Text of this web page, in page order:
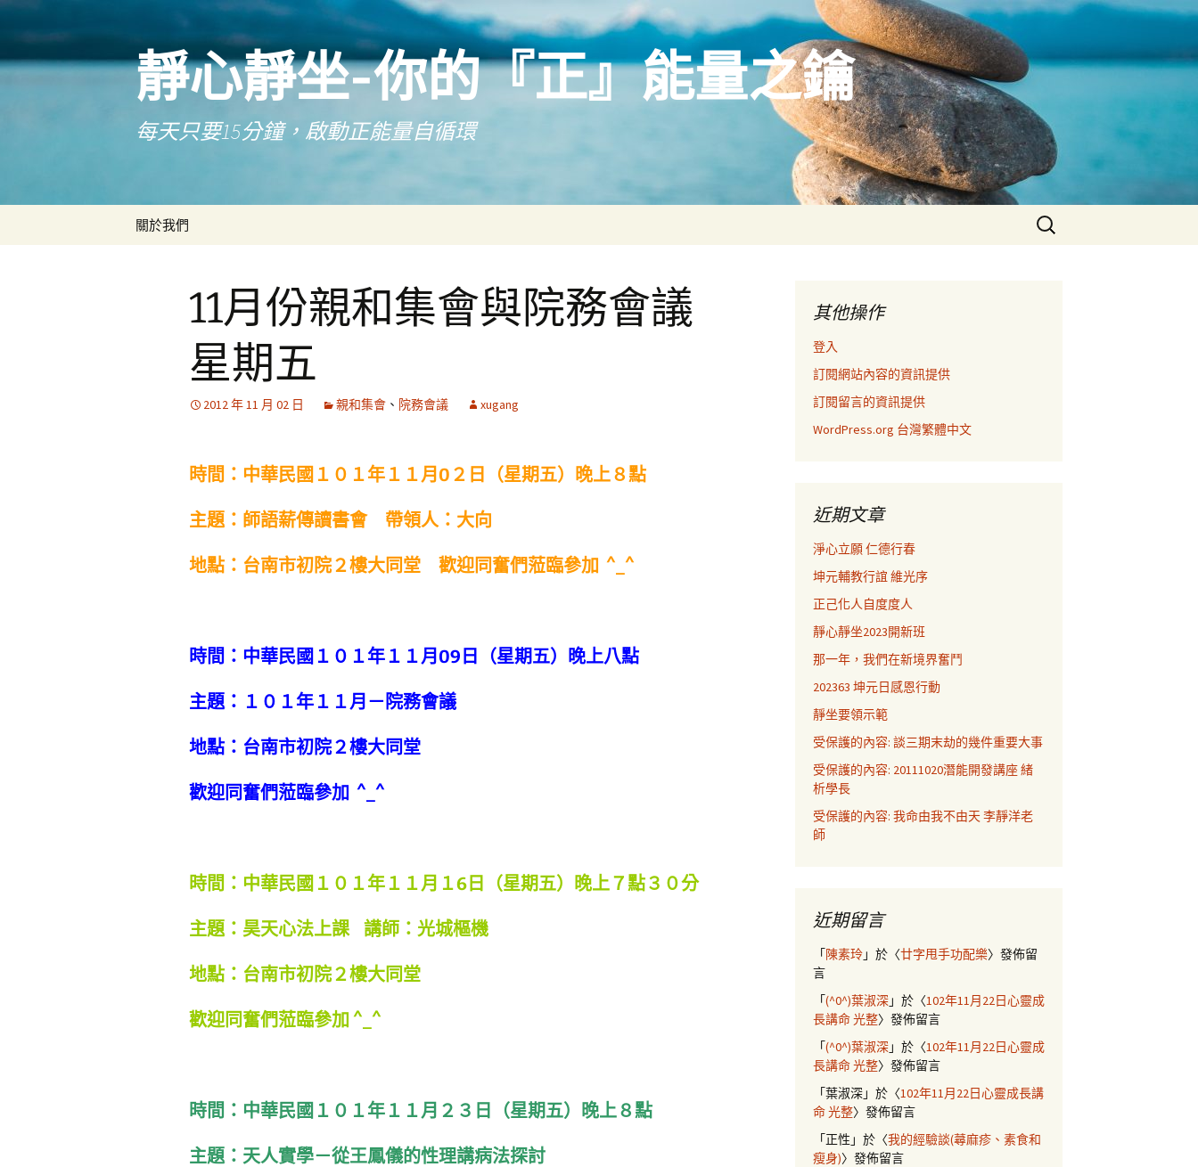
靜心靜坐-你的『正』能量之鑰
每天只要15分鐘，啟動正能量自循環
關於我們
搜
尋
11月份親和集會與院務會議
星期五
2012 年 11 月 02 日 親和集會 、 院務會議 xugang
時間：中華民國１０１年１１月0２日（星期五）晚上８點
主題：師語薪傳讀書會 帶領人：大向
地點：台南市初院２樓大同堂 歡迎同奮們蒞臨參加 ^_^
時間：中華民國１０１年１１月09日（星期五）晚上八點
主題：１０１年１１月－院務會議
地點：台南市初院２樓大同堂
歡迎同奮們蒞臨參加 ^_^
時間：中華民國１０１年１１月１6日（星期五）晚上７點３０分
主題：昊天心法上課 講師：光城樞機
地點：台南市初院２樓大同堂
歡迎同奮們蒞臨參加 ^_^
時間：中華民國１０１年１１月２ ３ 日（星期五）晚上８點
主題：天人實學－從王鳳儀的性理講病法探討
其他操作
登入
訂閱網站內容的資訊提供
訂閱留言的資訊提供
WordPress.org 台灣繁體中文
近期文章
淨心立願 仁德行春
坤元輔教行誼 維光序
正己化人自度度人
靜心靜坐2023開新班
那一年，我們在新境界奮鬥
202363 坤元日感恩行動
靜坐要領示範
受保護的內容: 談三期末劫的幾件重要大事
受保護的內容: 20111020潛能開發講座 緒
析學長
受保護的內容: 我命由我不由天 李靜洋老
師
近期留言
「陳素玲」於〈廿字甩手功配樂〉發佈留
言
「(^0^)葉淑深」於〈102年11月22日心靈成
長講命 光整〉發佈留言
「(^0^)葉淑深」於〈102年11月22日心靈成
長講命 光整〉發佈留言
「葉淑深」於〈102年11月22日心靈成長講
命 光整〉發佈留言
「正性 」於〈我的經驗談(蕁麻疹、素食和
瘦身)〉發佈留言